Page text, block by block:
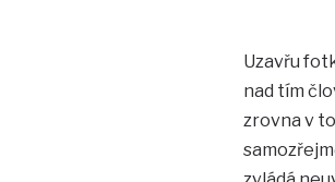
Uzavřu
nad tím
zrovna v